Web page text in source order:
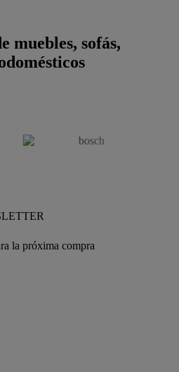
muebles, sofás,
la próxima compra